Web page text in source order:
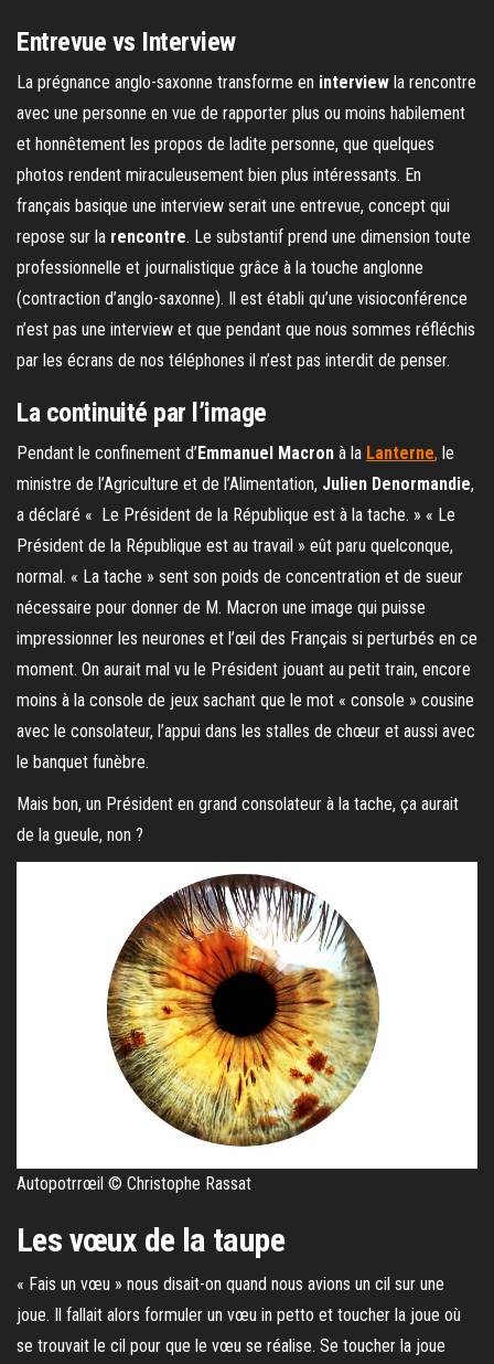
Entrevue vs Interview
La prégnance anglo-saxonne transforme en interview la rencontre
avec une personne en vue de rapporter plus ou moins habilement
et honnêtement les propos de ladite personne, que quelques
photos rendent miraculeusement bien plus intéressants. En
français basique une interview serait une entrevue, concept qui
repose sur la rencontre. Le substantif prend une dimension toute
professionnelle et journalistique grâce à la touche anglonne
(contraction d’anglo-saxonne). Il est établi qu’une visioconférence
n’est pas une interview et que pendant que nous sommes réfléchis
par les écrans de nos téléphones il n’est pas interdit de penser.
La continuité par l’image
Pendant le confinement d’Emmanuel Macron à la Lanterne, le
ministre de l’Agriculture et de l’Alimentation, Julien Denormandie,
a déclaré « Le Président de la République est à la tache. » « Le
Président de la République est au travail » eût paru quelconque,
normal. « La tache » sent son poids de concentration et de sueur
nécessaire pour donner de M. Macron une image qui puisse
impressionner les neurones et l’œil des Français si perturbés en ce
moment. On aurait mal vu le Président jouant au petit train, encore
moins à la console de jeux sachant que le mot « console » cousine
avec le consolateur, l’appui dans les stalles de chœur et aussi avec
le banquet funèbre.
Mais bon, un Président en grand consolateur à la tache, ça aurait
de la gueule, non ?
Autopotrrœil © Christophe Rassat
Les vœux de la taupe
« Fais un vœu » nous disait-on quand nous avions un cil sur une
joue. Il fallait alors formuler un vœu in petto et toucher la joue où
se trouvait le cil pour que le vœu se réalise. Se toucher la joue